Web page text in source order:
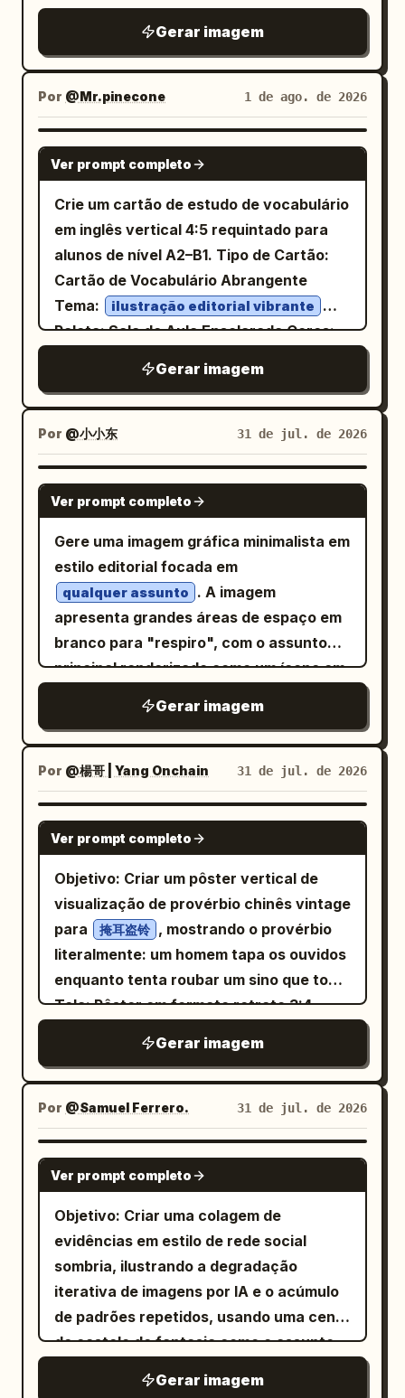
grafite escuro, estrutura preta, base
estrela cinza-prateado, apoio de cabeça
visível, apoios de braço, almofada de
assento e suporte lombar, mantendo a
consistência estrutural em todas as
perspectivas. O design geral utiliza um
sistema de grade vertical que combina
projetos arquitetônicos com espaços de
escritório modernos, apresentando
anotações em
branco papel, cinza grafite, azul aço e
laranja sutil
, fontes sem serifa estreitas e claras, e
fontes monoespaçadas para
identidade do produto com uma visão em
ângulo de 3/4; seguida por ângulos
auxiliares frontal, lateral, traseiro e de
cima para baixo; usando posturas
humanas sentadas e relações com a
mesa para mostrar a escala sem inferir
faixas de adequação de altura
específicas; rotulando apoio de cabeça,
encosto, apoios de braço, almofada de
assento, suporte lombar e pés da
cadeira por contorno, sem fornecer
cenários de escritório, leitura e
descanso breve; a seção de evidências
mostra apenas descrições estruturais e
fontes fornecidas pelo usuário, com
itens ausentes marcados como
"informações a serem confirmadas"; a
completas da cadeira, faixa de altura do
assento, capacidade de carga, materiais
e itens de ajuste, sem supor valores
desconhecidos; a seção de embalagem
mostra o corpo da cadeira, acessórios
confirmados, instruções de instalação e
informações de cuidados, com
acessórios ausentes marcados como
termina com um resumo das estruturas
confirmadas e uma nota de "ver
dimensões e instruções de instalação".
Cada unidade de parâmetro, linha de
dimensão e cartão de informação deve
ser totalmente preenchido.
Certificações ergonômicas fictícias,
valores de suporte de carga, níveis de
ajuste, melhorias de saúde, patentes ou
resultados de testes são proibidos.
Gerar imagem
Por @Mr.pinecone 1 de ago. de 2026
GPT IMAGE 2
Ver prompt completo
Crie um cartão de estudo de vocabulário
em inglês vertical 4:5 requintado para
alunos de nível A2–B1. Tipo de Cartão:
Cartão de Vocabulário Abrangente
Tema:
ilustração editorial vibrante
Paleta: Sala de Aula Ensolarada Cores:
Vermelho Coral Secundário #FF6B5C,
Azul Céu Secundário #7DD3FC, Texto
Escuro #17324D, Fundo Creme Quente
#FFF9E8
. Exiba com precisão o seguinte texto:
library /ˈlaɪ.brər.i/ noun 图书馆 Places
where people can read or borrow books
and other materials. We borrowed two
books from the library. We borrowed two
books from the library. COMMON
COLLOCATIONS Go to the library (go to
the library) Borrow from the library
(borrow from the library) Public library
(public library) Library card (library card)
GRAMMAR Countable noun (a countable
noun) Plural form: libraries (plural:
libraries) RELATED WORDS Librarian
(catalogue) Crie uma ilustração vetorial
plana, moderna e acolhedora de uma
seção transversal de biblioteca. Mostre
um aluno pegando dois livros
emprestados de um bibliotecário,
incluindo naturalmente estantes e um
cartão da biblioteca. Mantenha as
figuras dos personagens amigáveis, mas
uma página de dicionário para
estudantes publicada profissionalmente:
palavra-chave em destaque, linha de
pronúncia compacta, definições claras,
módulos de aprendizado agrupados de
forma organizada. Use bastante espaço
em branco. Use cores planas puras e
arte de linha limpa. Sem gradientes,
sombras, 3D, efeitos de brilho,
fotorrealismo, poluição visual, logotipos
ou marcas d'água. Mantenha todo o
com precisão o inglês, o IPA e o chinês
Gerar imagem
Por @小小东 31 de jul. de 2026
GPT IMAGE 2
Ver prompt completo
Gere uma imagem gráfica minimalista em
estilo editorial focada em
qualquer assunto
. A imagem
apresenta grandes áreas de espaço em
branco para "respiro", com o assunto
principal renderizado como um ícone em
bordas nítidas no centro visual. Parte do
assunto se sobrepõe a um campo
retangular de cor sólida
, criando um
efeito de camadas semelhante a um
palco. A camada de informação utiliza
um bloco de texto escuro e denso na
parte inferior, gerando um impacto
visual onde a imagem é truncada pelo
texto, que por sua vez sustenta a
imagem. A frase principal utiliza
caracteres em negrito, sem serifa e de
cor clara, em um layout multilinha
compacto com espaçamento limpo e
entrelinhamento marcante. Uma aspa
ampliada ou um símbolo temático serve
como âncora rítmica no topo, enquanto
créditos finos e leves na parte inferior
fornecem contraste, finalizando com um
logotipo pequeno. As cores são
tema: um fundo limpo de alto brilho,
preto e branco para a estrutura do
assunto principal e uma cor emocional
de saturação média a alta para o campo
de cor. O tom geral é brilhante, direto e
declaração pública e a ordem de uma
Gerar imagem
Por @楊哥 | Yang Onchain 31 de jul. de 2026
GPT IMAGE 2
Ver prompt completo
Objetivo: Criar um pôster vertical de
visualização de provérbio chinês vintage
para
掩耳盗铃 , mostrando o provérbio
literalmente: um homem tapa os ouvidos
enquanto tenta roubar um sino que toca.
Tela: Pôster em formato retrato 3:4,
envelhecido com manchas sutis e
granulação, como uma impressão
educacional antiga. Layout: Título
grande em caligrafia chinesa preta
centralizado no topo. Logo abaixo,
adicione o subtítulo em inglês em letras
maiúsculas serifadas pequenas:
“COVERING EARS DOES NOT STOP
SOUND”. Abaixo disso, coloque uma
pequena etiqueta em caixa vermelha
com os dizeres “成语事故现场 02” com
linhas divisórias horizontais vermelhas
finas estendendo-se para a esquerda e
para a direita. Cena principal: Um antigo
Gerar imagem
Por @Samuel Ferrero. 31 de jul. de 2026
GPT IMAGE 2
Ver prompt completo
Objetivo: Criar uma colagem de
evidências em estilo de rede social
sombria, ilustrando a degradação
iterativa de imagens por IA e o acúmulo
de padrões repetidos, usando uma cena
de castelo de fantasia como o assunto
tela vertical alta, aproximadamente 490
Gerar imagem